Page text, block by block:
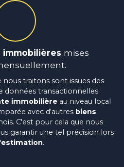
immobilières mises
traitons sont issues des
données transactionnelles
immobilièreau niveau local
avec d'autres biens
C'est pour cela que nous
garantir une tel précision lors
.